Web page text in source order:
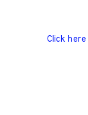
Click here